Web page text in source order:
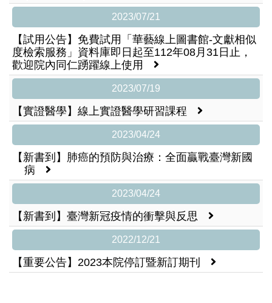
2023/07/21
【試用公告】免費試用「華藝線上圖書館-文獻相似
度檢索服務」資料庫即日起至112年08月31日止，
歡迎院內同仁踴躍線上使用
2023/07/19
【實證醫學】線上實證醫學研習課程
2023/04/24
【新書到】肺癌的預防與治療：全面贏戰臺灣新國
病
2023/04/24
【新書到】臺灣新冠疫情的衝擊與反思
2022/12/21
【重要公告】2023本院停訂暨新訂期刊